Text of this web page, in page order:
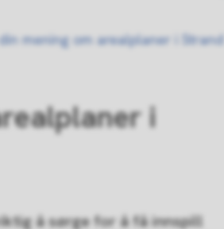
mening om arealplaner i Strand
i
å sørge for å få innspill